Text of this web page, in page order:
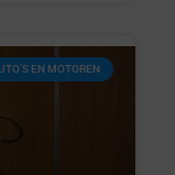
EN MOTOREN